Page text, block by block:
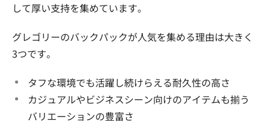
して厚い支持を集めています。
グレゴリーのバックパックが人気を集める理由は大きく
3つです。
タフな環境でも活躍し続けらえる耐久性の高さ
カジュアルやビジネスシーン向けのアイテムも揃う
バリエーションの豊富さ